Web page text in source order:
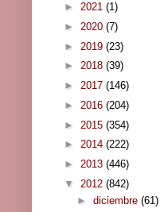
► 2021 (1)
► 2020 (7)
► 2019 (23)
► 2018 (39)
► 2017 (146)
► 2016 (204)
► 2015 (354)
► 2014 (222)
► 2013 (446)
▼ 2012 (842)
► diciembre (61)